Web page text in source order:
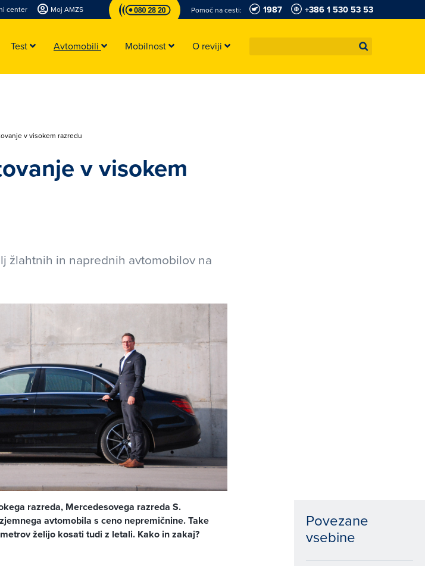
center Moj AMZS Pomoč na cesti: 1987 +386 1 530 53 53
Test Avtomobili Mobilnost O reviji
v visokem razredu
v visokem
žlahtnih in naprednih avtomobilov na
razreda, Mercedesovega razreda S.
avtomobila s ceno nepremičnine. Take
želijo kosati tudi z letali. Kako in zakaj?
Povezane
vsebine